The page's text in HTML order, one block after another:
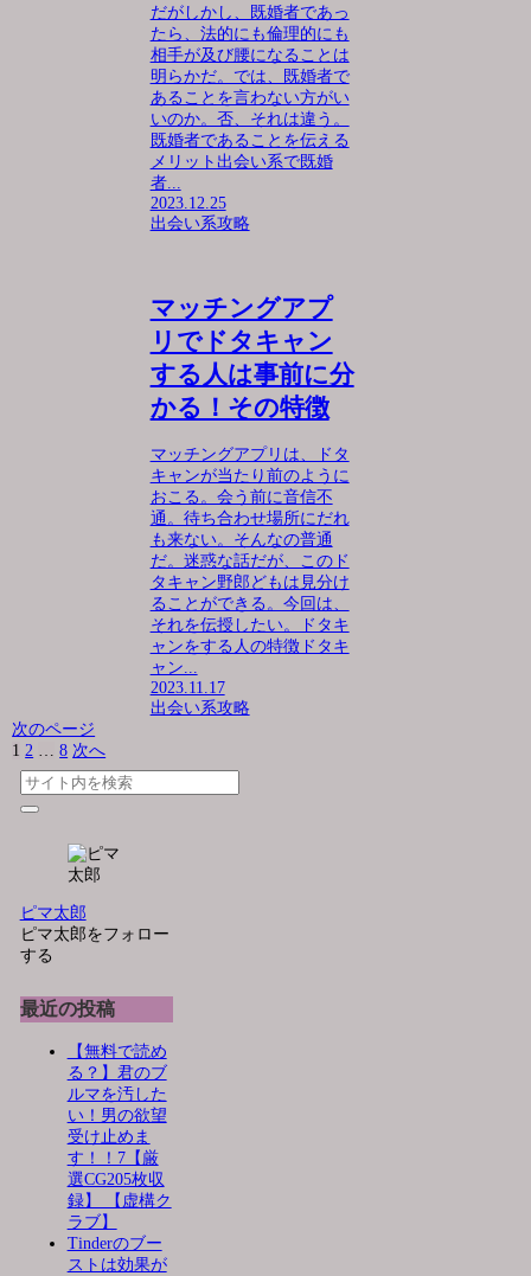
だがしかし、既婚者であっ
たら、法的にも倫理的にも
相手が及び腰になることは
明らかだ。では、既婚者で
あることを言わない方がい
いのか。否、それは違う。
既婚者であることを伝える
メリット出会い系で既婚
者...
2023.12.25
出会い系攻略
マッチングアプ
リでドタキャン
する人は事前に分
かる！その特徴
マッチングアプリは、ドタ
キャンが当たり前のように
おこる。会う前に音信不
通。待ち合わせ場所にだれ
も来ない。そんなの普通
だ。迷惑な話だが、このド
タキャン野郎どもは見分け
ることができる。今回は、
それを伝授したい。ドタキ
ャンをする人の特徴ドタキ
ャン...
2023.11.17
出会い系攻略
次のページ
1 2 … 8 次へ
ピマ太郎
ピマ太郎をフォロー
する
最近の投稿
【無料で読め
る？】君のブ
ルマを汚した
い！男の欲望
受け止めま
す！！7【厳
選CG205枚収
録】 【虚構ク
ラブ】
Tinderのブー
ストは効果が